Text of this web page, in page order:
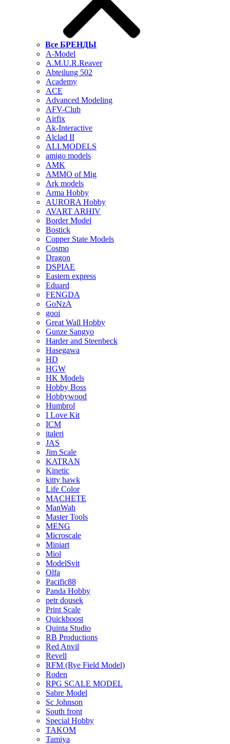
Все БРЕНДЫ
A-Model
A.M.U.R.Reaver
Abteilung 502
Academy
ACE
Advanced Modeling
AFV-Club
Airfix
Ak-Interactive
Alclad II
ALLMODELS
amigo models
AMK
AMMO of Mig
Ark models
Arma Hobby
AURORA Hobby
AVART ARHIV
Border Model
Bostick
Copper State Models
Cosmo
Dragon
DSPIAE
Eastern express
Eduard
FENGDA
GoNzA
gooi
Great Wall Hobby
Gunze Sangyo
Harder and Steenbeck
Hasegawa
HD
HGW
HK Models
Hobby Boss
Hobbywood
Humbrol
I Love Kit
ICM
italeri
JAS
Jim Scale
KATRAN
Kinetic
kitty hawk
Life Color
MACHETE
ManWah
Master Tools
MENG
Microscale
Miniart
Miol
ModelSvit
Olfa
Pacific88
Panda Hobby
petr dousek
Print Scale
Quickboost
Quinta Studio
RB Productions
Red Anvil
Revell
RFM (Rye Field Model)
Roden
RPG SCALE MODEL
Sabre Model
Sc Johnson
South front
Special Hobby
TAKOM
Tamiya